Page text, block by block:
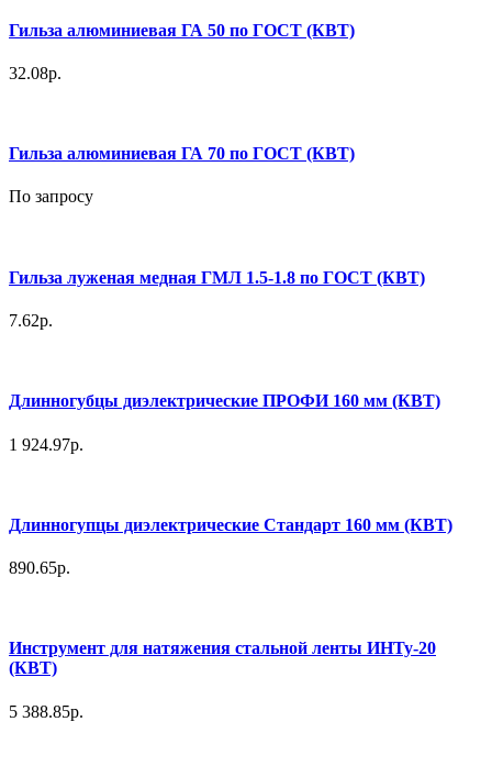
Гильза алюминиевая ГА 50 по ГОСТ (КВТ)
32.08р.
Гильза алюминиевая ГА 70 по ГОСТ (КВТ)
По запросу
Гильза луженая медная ГМЛ 1.5-1.8 по ГОСТ (КВТ)
7.62р.
Длинногубцы диэлектрические ПРОФИ 160 мм (КВТ)
1 924.97р.
Длинногупцы диэлектрические Стандарт 160 мм (КВТ)
890.65р.
Инструмент для натяжения стальной ленты ИНТу-20
(КВТ)
5 388.85р.